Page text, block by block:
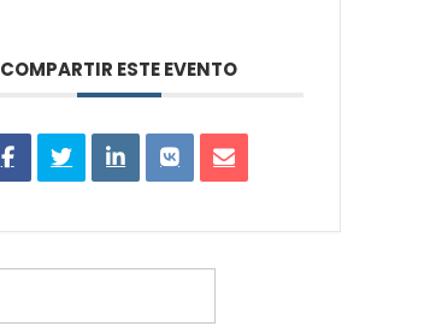
COMPARTIR ESTE EVENTO